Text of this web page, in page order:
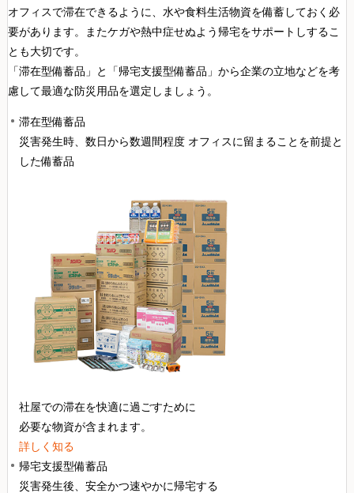
オフィスで滞在できるように、水や食料生活物資を備蓄しておく必
要があります。またケガや熱中症せぬよう帰宅をサポートしするこ
とも大切です。
「滞在型備蓄品」と「帰宅支援型備蓄品」から企業の立地などを考
慮して最適な防災用品を選定しましょう。
滞在型備蓄品
災害発生時、数日から数週間程度 オフィスに留まることを前提と
した備蓄品
社屋での滞在を快適に過ごすために
必要な物資が含まれます。
詳しく知る
帰宅支援型備蓄品
災害発生後、安全かつ速やかに帰宅する